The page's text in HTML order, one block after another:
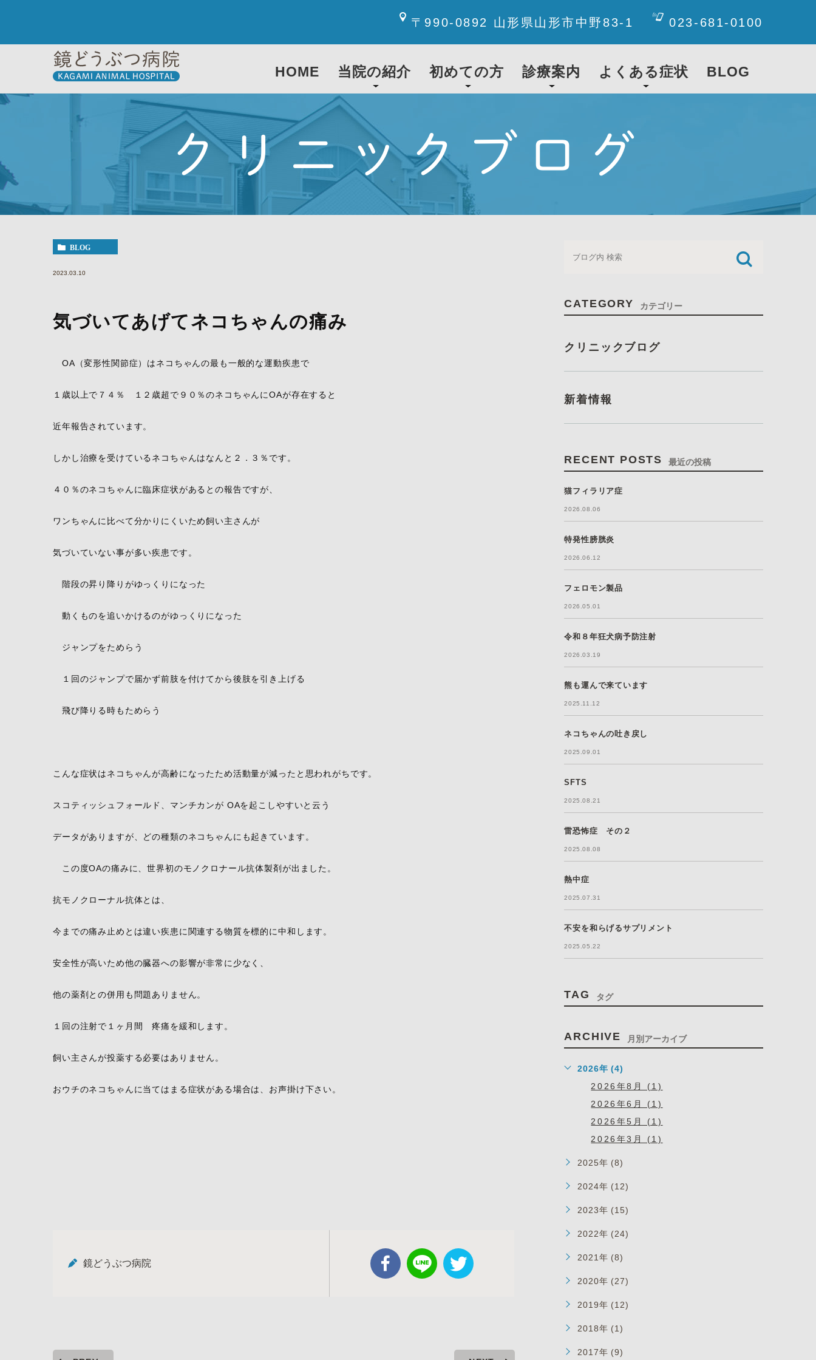
〒990-0892 山形県山形市中野83-1 023-681-0100
HOME 当院の紹介 初めての方 診療案内 よくある症状 BLOG
クリニックブログ
BLOG
2023.03.10
気づいてあげてネコちゃんの痛み
OA（変形性関節症）はネコちゃんの最も一般的な運動疾患で
１歳以上で７４％ １２歳超で９０％のネコちゃんにOAが存在すると
近年報告されています。
しかし治療を受けているネコちゃんはなんと２．３％です。
４０％のネコちゃんに臨床症状があるとの報告ですが、
ワンちゃんに比べて分かりにくいため飼い主さんが
気づいていない事が多い疾患です。
階段の昇り降りがゆっくりになった
動くものを追いかけるのがゆっくりになった
ジャンプをためらう
１回のジャンプで届かず前肢を付けてから後肢を引き上げる
飛び降りる時もためらう
こんな症状はネコちゃんが高齢になったため活動量が減ったと思われがちです。
スコティッシュフォールド、マンチカンが OAを起こしやすいと云う
データがありますが、どの種類のネコちゃんにも起きています。
この度OAの痛みに、世界初のモノクロナール抗体製剤が出ました。
抗モノクローナル抗体とは、
今までの痛み止めとは違い疾患に関連する物質を標的に中和します。
安全性が高いため他の臓器への影響が非常に少なく、
他の薬剤との併用も問題ありません。
１回の注射で１ヶ月間 疼痛を緩和します。
飼い主さんが投薬する必要はありません。
おウチのネコちゃんに当てはまる症状がある場合は、お声掛け下さい。
鏡どうぶつ病院
CATEGORY カテゴリー
クリニックブログ
新着情報
RECENT POSTS 最近の投稿
猫フィラリア症
2026.08.06
特発性膀胱炎
2026.06.12
フェロモン製品
2026.05.01
令和８年狂犬病予防注射
2026.03.19
熊も運んで来ています
2025.11.12
ネコちゃんの吐き戻し
2025.09.01
SFTS
2025.08.21
雷恐怖症 その２
2025.08.08
熱中症
2025.07.31
不安を和らげるサプリメント
2025.05.22
TAG タグ
ARCHIVE 月別アーカイブ
2026年 (4)
2026年8月 (1)
2026年6月 (1)
2026年5月 (1)
2026年3月 (1)
2025年 (8)
2024年 (12)
2023年 (15)
2022年 (24)
2021年 (8)
2020年 (27)
2019年 (12)
2018年 (1)
2017年 (9)